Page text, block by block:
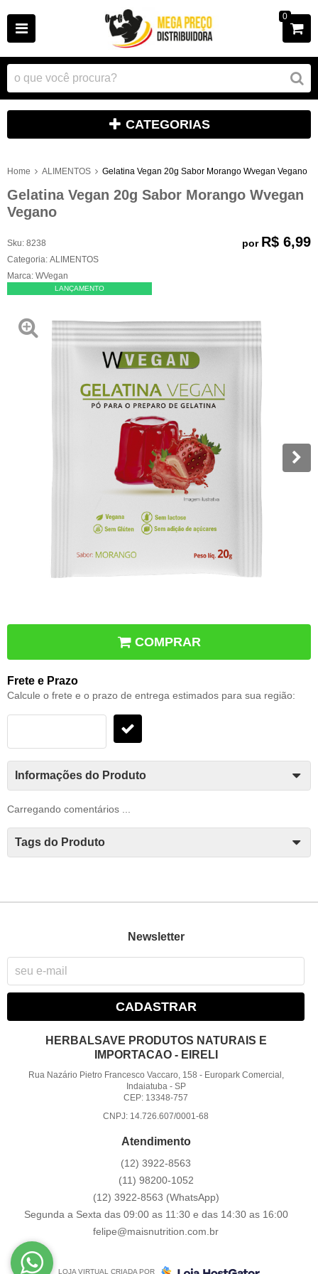
0
CATEGORIAS
Home ALIMENTOS Gelatina Vegan 20g Sabor Morango Wvegan Vegano
Gelatina Vegan 20g Sabor Morango Wvegan
Vegano
Sku: 8238
Categoria: ALIMENTOS
Marca: WVegan
LANÇAMENTO
por R$ 6,99
COMPRAR
Frete e Prazo
Calcule o frete e o prazo de entrega estimados para sua região:
Informações do Produto
Carregando comentários ...
Tags do Produto
Newsletter
CADASTRAR
HERBALSAVE PRODUTOS NATURAIS E
IMPORTACAO - EIRELI
Rua Nazário Pietro Francesco Vaccaro, 158 - Europark Comercial,
Indaiatuba- SP
CEP: 13348-757
CNPJ: 14.726.607/0001-68
Atendimento
(12) 3922-8563
(11) 98200-1052
(12) 3922-8563 (WhatsApp)
Segunda a Sexta das 09:00 as 11:30 e das 14:30 as 16:00
felipe@maisnutrition.com.br
LOJA VIRTUAL CRIADA POR